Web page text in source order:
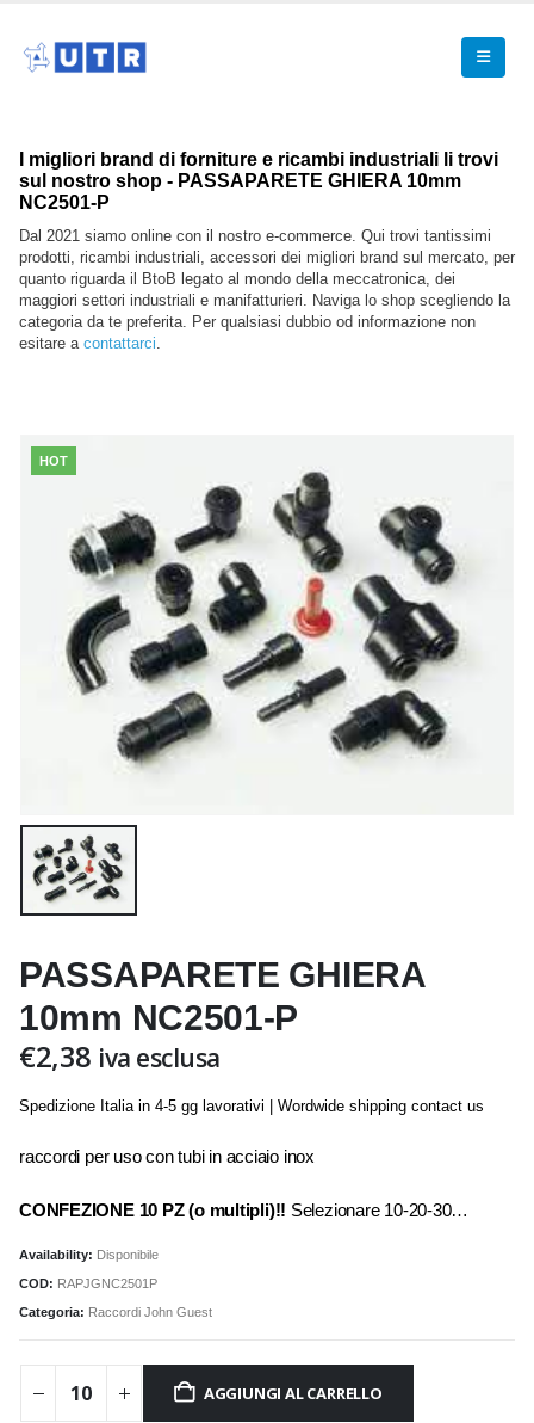
I migliori brand di forniture e ricambi industriali li trovi
sul nostro shop - PASSAPARETE GHIERA 10mm
NC2501-P
Dal 2021 siamo online con il nostro e-commerce. Qui trovi tantissimi
prodotti, ricambi industriali, accessori dei migliori brand sul mercato, per
quanto riguarda il BtoB legato al mondo della meccatronica, dei
maggiori settori industriali e manifatturieri. Naviga lo shop scegliendo la
categoria da te preferita. Per qualsiasi dubbio od informazione non
esitare a contattarci.
HOT
PASSAPARETE GHIERA
10mm NC2501-P
€2,38 iva esclusa
Spedizione Italia in 4-5 gg lavorativi | Wordwide shipping contact us
raccordi per uso con tubi in acciaio inox
CONFEZIONE 10 PZ (o multipli)!! Selezionare 10-20-30…
Availability: Disponibile
COD: RAPJGNC2501P
Categoria: Raccordi John Guest
AGGIUNGI AL CARRELLO